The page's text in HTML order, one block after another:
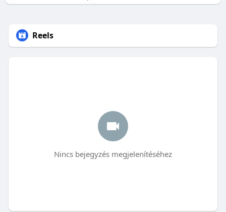
Reels
Nincs bejegyzés megjelenítéséhez